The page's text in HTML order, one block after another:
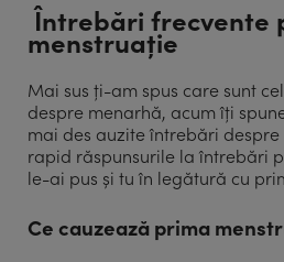
Întrebări frecvente
menstruație
Mai sus ți-am spus care sunt
despre menarhă, acum îți
mai des auzite întrebări despre
rapid răspunsurile la întrebări
le-ai pus și tu în legătură cu
Ce cauzează prima